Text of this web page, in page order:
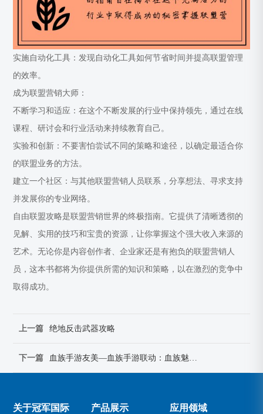
实施自动化工具：发现自动化工具如何节省时间并提高联盟管理
的效率。
成为联盟营销大师：
不断学习和适应：在这个不断发展的行业中保持领先，通过在线
课程、研讨会和行业活动来持续教育自己。
实验和创新：不要害怕尝试不同的策略和途径，以确定最适合你
的联盟业务的方法。
建立一个社区：与其他联盟营销人员联系，分享想法、寻求支持
并发展你的专业网络。
自由联盟攻略是联盟营销世界的终极指南。它提供了清晰透彻的
见解、实用的技巧和宝贵的资源，让你掌握这个强大收入来源的
艺术。无论你是内容创作者、企业家还是有抱负的联盟营销人
员，这本书都将为你提供所需的知识和策略，以在激烈的竞争中
取得成功。
上一篇 绝地反击武器攻略
下一篇
关于冠军国际
产品展示 应用领域